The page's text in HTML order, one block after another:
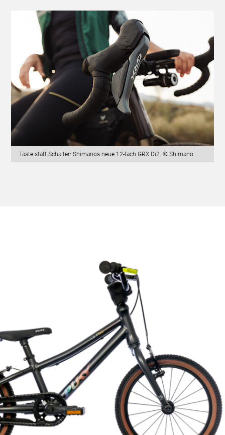
Taste statt Schalter: Shimanos neue 12-fach GRX Di2. © Shimano